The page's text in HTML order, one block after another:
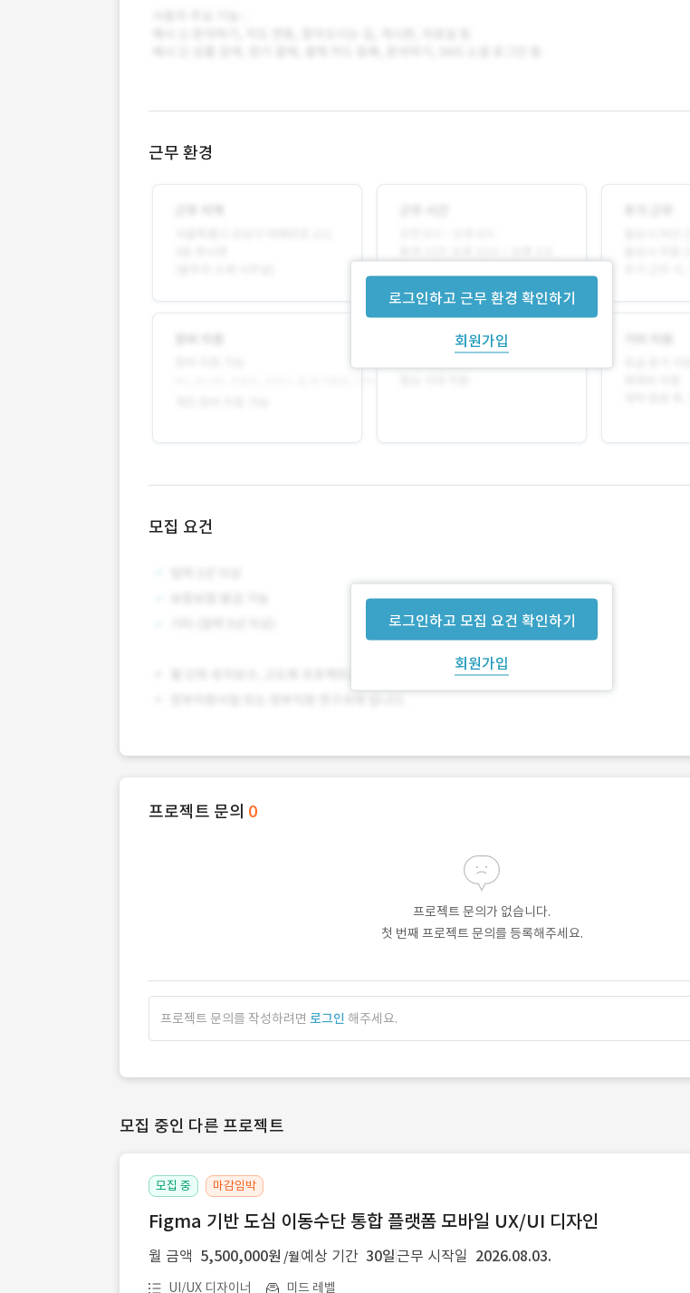
근무 환경
로그인하고 근무 환경 확인하기
회원가입
모집 요건
로그인하고 모집 요건 확인하기
회원가입
프로젝트 문의 0
프로젝트 문의가 없습니다.
첫 번째 프로젝트 문의를 등록해주세요.
프로젝트 문의를 작성하려면 로그인 해주세요.
모집 중인 다른 프로젝트
모집 중 마감임박
Figma 기반 도심 이동수단 통합 플랫폼 모바일 UX/UI 디자인
월 금액 5,500,000원 /월예상 기간 30일 근무 시작일 2026.08.03.
UI/UX 디자이너 미드 레벨